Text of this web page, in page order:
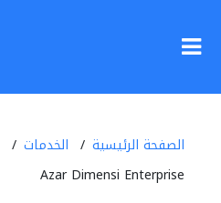
الصفحة الرئيسية الخدمات
Azar Dimensi Enterprise